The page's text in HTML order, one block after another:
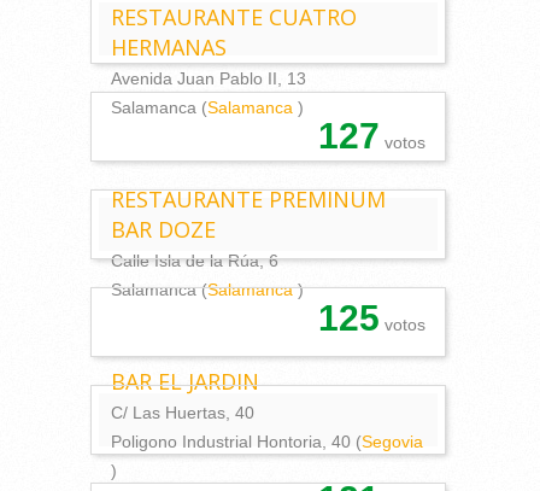
RESTAURANTE CUATRO
HERMANAS
Avenida Juan Pablo II, 13
Salamanca (Salamanca )
127 votos
RESTAURANTE PREMINUM
BAR DOZE
Calle Isla de la Rúa, 6
Salamanca (Salamanca )
125 votos
BAR EL JARDIN
C/ Las Huertas, 40
Poligono Industrial Hontoria, 40 (Segovia
)